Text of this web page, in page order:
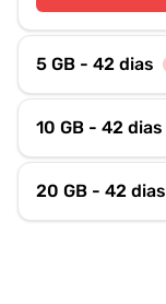
5 GB - 42 dias
10 GB - 42 dias
20 GB - 42 dias